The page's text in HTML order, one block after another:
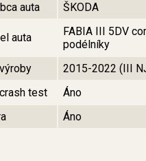
auta ŠKODA
auta
FABIA III 5DV
podélníky
2015-2022 (III
test
Áno
Áno